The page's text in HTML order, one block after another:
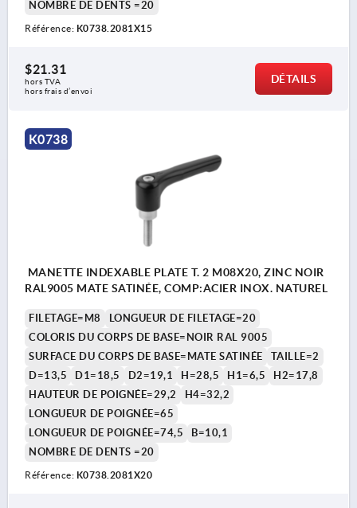
NOMBRE DE DENTS =20
Référence: K0738.2081X15
$21.31
hors TVA
hors frais d’envoi
DÉTAILS
K0738
MANETTE INDEXABLE PLATE T. 2 M08X20, ZINC NOIR
RAL9005 MATE SATINÉE, COMP:ACIER INOX. NATUREL
FILETAGE=M8
LONGUEUR DE FILETAGE=20
COLORIS DU CORPS DE BASE=NOIR RAL 9005
SURFACE DU CORPS DE BASE=MATE SATINÉE
TAILLE=2
D=13,5
D1=18,5 D2=19,1 H=28,5 H1=6,5
H2=17,8
HAUTEUR DE POIGNÉE=29,2
H4=32,2
LONGUEUR DE POIGNÉE=65
LONGUEUR DE POIGNÉE=74,5
B=10,1
NOMBRE DE DENTS =20
Référence: K0738.2081X20